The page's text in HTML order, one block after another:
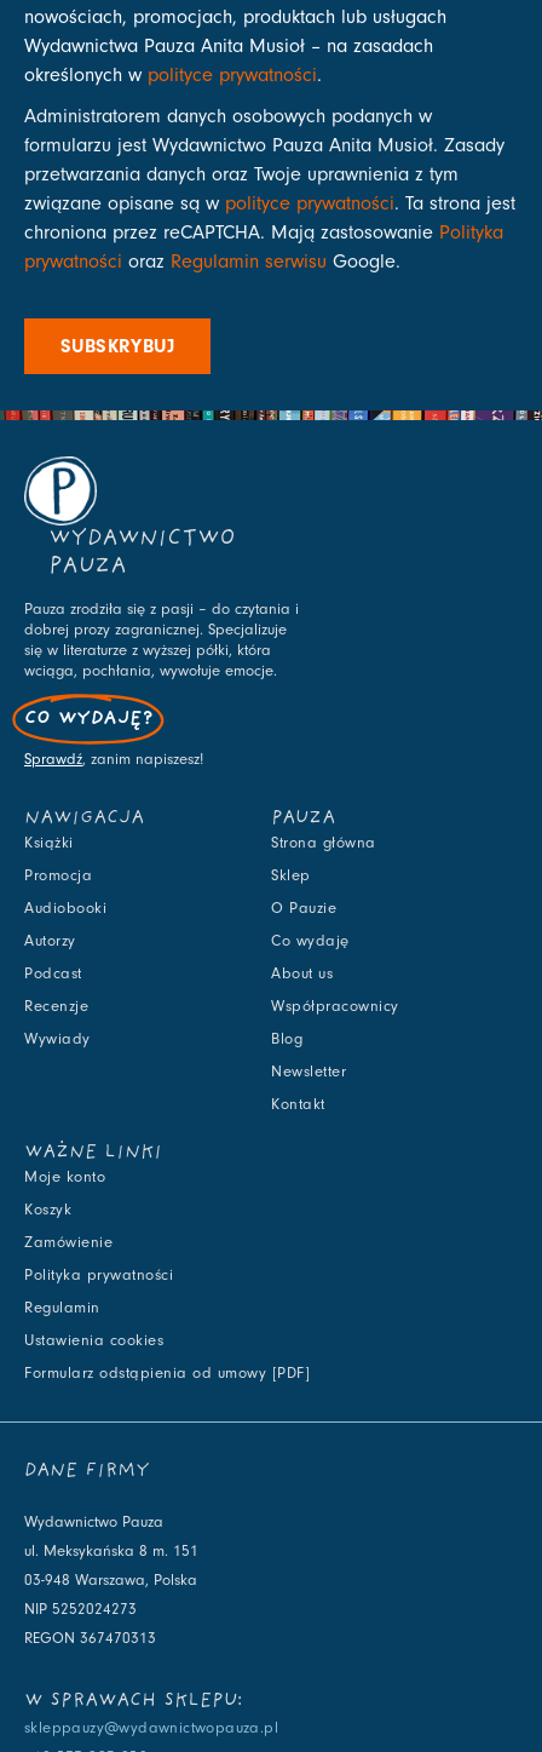
nowościach, promocjach, produktach lub usługach
Wydawnictwa Pauza Anita Musioł – na zasadach
określonych w polityce prywatności.
Administratorem danych osobowych podanych w
formularzu jest Wydawnictwo Pauza Anita Musioł. Zasady
przetwarzania danych oraz Twoje uprawnienia z tym
związane opisane są w polityce prywatności. Ta strona jest
chroniona przez reCAPTCHA. Mają zastosowanie Polityka
prywatności oraz Regulamin serwisu Google.
SUBSKRYBUJ
WYDAWNICTWO
PAUZA
Pauza zrodziła się z pasji – do czytania i
dobrej prozy zagranicznej. Specjalizuje
się w literaturze z wyższej półki, która
wciąga, pochłania, wywołuje emocje.
CO WYDAJĘ?
Sprawdź, zanim napiszesz!
NAWIGACJA
Książki
Promocja
Audiobooki
Autorzy
Podcast
Recenzje
Wywiady
PAUZA
Strona główna
Sklep
O Pauzie
Co wydaję
About us
Współpracownicy
Blog
Newsletter
Kontakt
WAŻNE LINKI
Moje konto
Koszyk
Zamówienie
Polityka prywatności
Regulamin
Ustawienia cookies
Formularz odstąpienia od umowy [PDF]
DANE FIRMY
Wydawnictwo Pauza
ul. Meksykańska 8 m. 151
03-948 Warszawa, Polska
NIP 5252024273
REGON 367470313
W SPRAWACH SKLEPU:
skleppauzy@wydawnictwopauza.pl